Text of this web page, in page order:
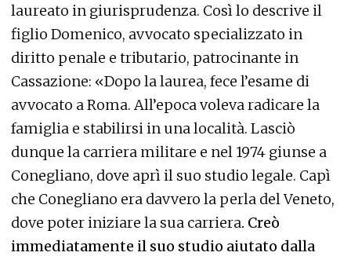
laureato in giurisprudenza. Così lo descrive il
figlio Domenico, avvocato specializzato in
diritto penale e tributario, patrocinante in
Cassazione: «Dopo la laurea, fece l’esame di
avvocato a Roma. All’epoca voleva radicare la
famiglia e stabilirsi in una località. Lasciò
dunque la carriera militare e nel 1974 giunse a
Conegliano, dove aprì il suo studio legale. Capì
che Conegliano era davvero la perla del Veneto,
dove poter iniziare la sua carriera. Creò
immediatamente il suo studio aiutato dalla